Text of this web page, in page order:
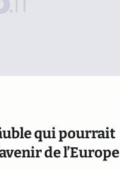
qui pourrait
de l’Europe